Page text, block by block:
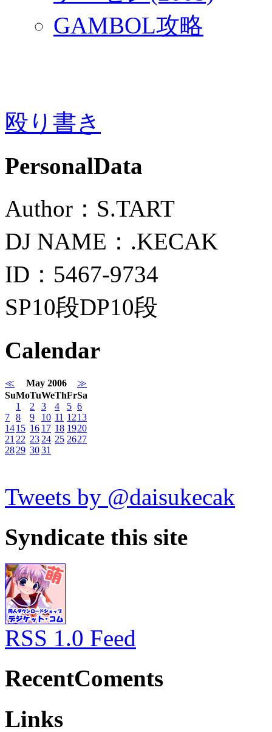
GAMBOL攻略
殴り書き
PersonalData
Author：S.TART
DJ NAME：.KECAK
ID：5467-9734
SP10段DP10段
Calendar
≪ May 2006
≫
SuMoTuWeThFrSa
1
2 3 4 5 6
7 8 9 10 11 1213
1415 16 17 18 1920
21 22 23 24 25 2627
2829 3031
Tweets by @daisukecak
Syndicate this site
RSS 1.0 Feed
RecentComents
Links